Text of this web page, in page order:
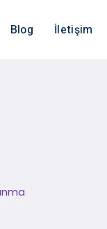
Blog İletişim